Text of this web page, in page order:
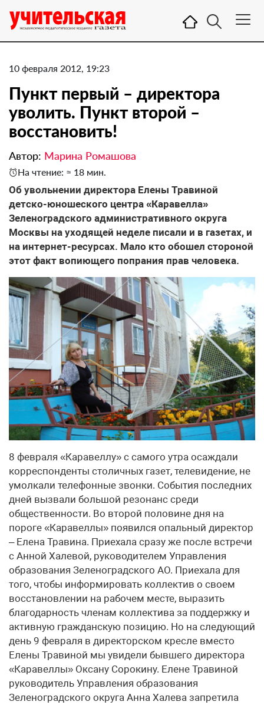
10 февраля 2012, 19:23
Пункт первый – директора
уволить. Пункт второй –
восстановить!
Автор: Марина Ромашова
На чтение: ≈ 18 мин.
Об увольнении директора Елены Травиной
детско-юношеского центра «Каравелла»
Зеленоградского административного округа
Москвы на уходящей неделе писали и в газетах, и
на интернет-ресурсах. Мало кто обошел стороной
этот факт вопиющего попрания прав человека.
8 февраля «Каравеллу» с самого утра осаждали
корреспонденты столичных газет, телевидение, не
умолкали телефонные звонки. События последних
дней вызвали большой резонанс среди
общественности. Во второй половине дня на
пороге «Каравеллы» появился опальный директор
– Елена Травина. Приехала сразу же после встречи
с Анной Халевой, руководителем Управления
образования Зеленоградского АО. Приехала для
того, чтобы информировать коллектив о своем
восстановлении на рабочем месте, выразить
благодарность членам коллектива за поддержку и
активную гражданскую позицию. Но на следующий
день 9 февраля в директорском кресле вместо
Елены Травиной мы увидели бывшего директора
«Каравеллы» Оксану Сорокину. Елене Травиной
руководитель Управления образования
Зеленоградского округа Анна Халева запретила